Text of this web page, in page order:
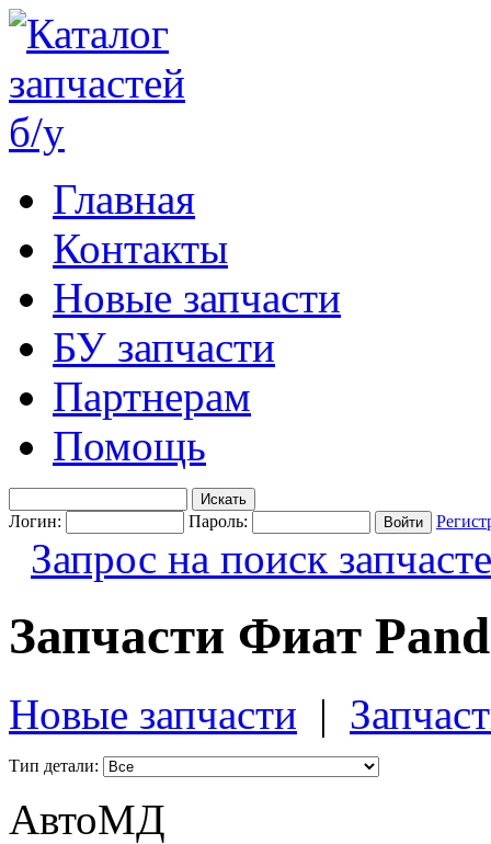
Главная
Контакты
Новые запчасти
БУ запчасти
Партнерам
Помощь
Логин: Пароль:
Запрос на поиск
Запчасти Фиат
Новые запчасти |
Тип детали:
АвтоМД